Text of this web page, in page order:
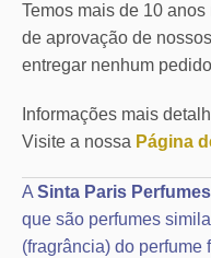
Temos mais de 10
de aprovação de
entregar nenhum
Informações mais
Visite a nossa Página
A Sinta Paris Perfumes
que são perfumes
(fragrância) do perfume